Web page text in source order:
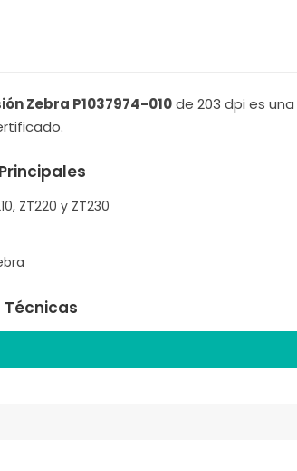
Zebra P1037974-010de 203 dpi es
ZT220 y ZT230
Técnicas